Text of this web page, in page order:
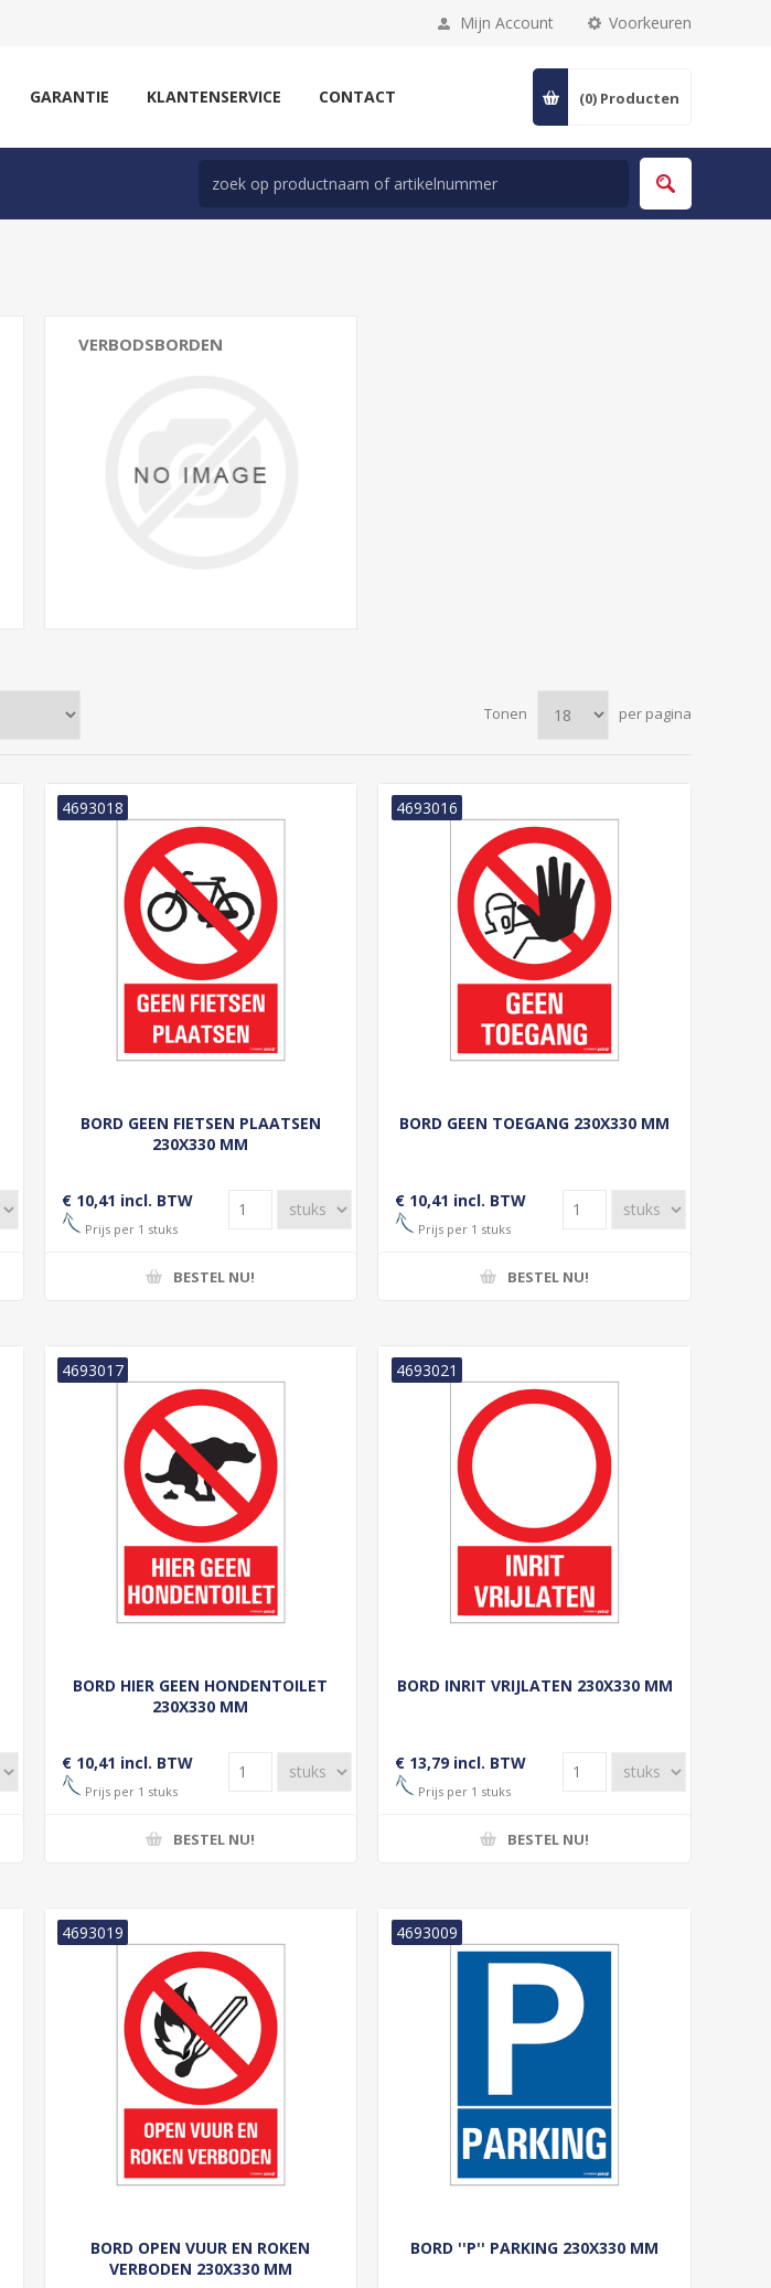
Voorkeuren
Mijn Account
GARANTIE KLANTENSERVICE CONTACT (0) Producten
VERBODSBORDEN
Tonen per pagina
BORD GEEN FIETSEN PLAATSEN
230X330 MM
4693018
€ 10,41 incl. BTW
Prijs per 1 stuks
BESTEL NU!
BORD GEEN TOEGANG 230X330 MM
4693016
€ 10,41 incl. BTW
Prijs per 1 stuks
BESTEL NU!
BORD HIER GEEN HONDENTOILET
230X330 MM
4693017
€ 10,41 incl. BTW
Prijs per 1 stuks
BESTEL NU!
BORD INRIT VRIJLATEN 230X330 MM
4693021
€ 13,79 incl. BTW
Prijs per 1 stuks
BESTEL NU!
BORD OPEN VUUR EN ROKEN
VERBODEN 230X330 MM
4693019
BORD ''P'' PARKING 230X330 MM
4693009